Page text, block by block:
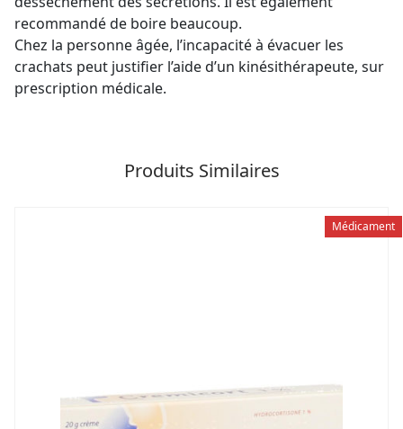
recommandé de boire beaucoup.
Chez la personne âgée, l’incapacité à évacuer les
crachats peut justifier l’aide d’un kinésithérapeute, sur
prescription médicale.
Produits Similaires
Médicament